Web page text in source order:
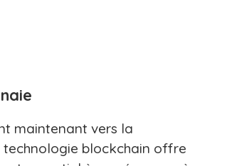
maintenant vers la
technologie blockchain offre